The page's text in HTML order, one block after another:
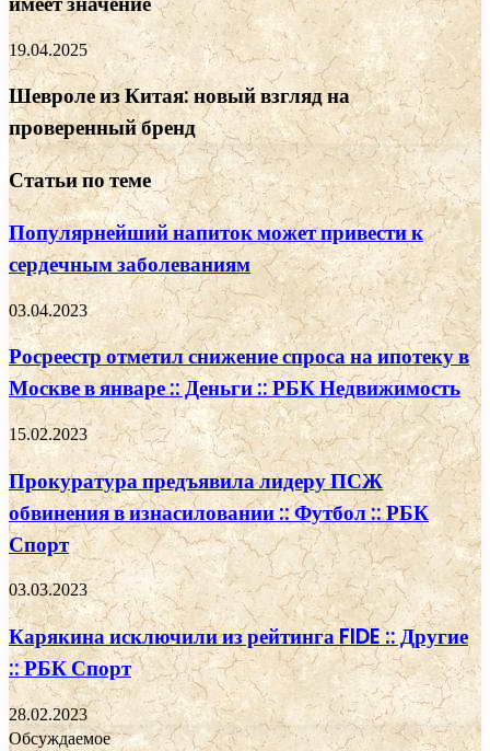
19.04.2025
Шевроле из Китая: новый взгляд на
проверенный бренд
Статьи по теме
Популярнейший напиток может привести к
сердечным заболеваниям
03.04.2023
Росреестр отметил снижение спроса на ипотеку в
Москве в январе :: Деньги :: РБК Недвижимость
15.02.2023
Прокуратура предъявила лидеру ПСЖ
обвинения в изнасиловании :: Футбол :: РБК
Спорт
03.03.2023
Карякина исключили из рейтинга FIDE :: Другие
:: РБК Спорт
28.02.2023
Обсуждаемое